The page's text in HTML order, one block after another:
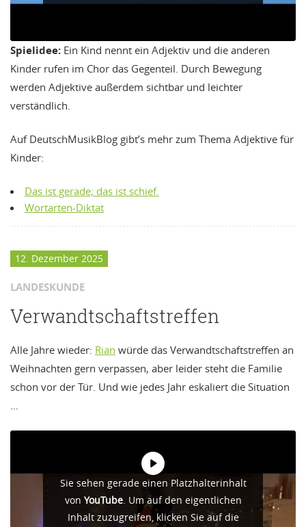
Spielidee: Ein Kind nennt ein Adjektiv und die anderen
Kinder rufen im Chor das Gegenteil. Durch Bewegung
werden Adjektive außerdem sichtbar und leichter
verständlich.
Auf DeutschMusikBlog gibt’s mehr zum Thema Adjektive für
Kinder:
Das ist gerade; das ist schief.
Wortarten-Diktat
12. Dezember 2025
LANDESKUNDE
Verwandtschaftstreffen
Alle Jahre wieder: Rian würde das Verwandtschaftstreffen an
Weihnachten gern verpassen, aber leider steht die Familie
schon vor der Tür. Und wie jedes Jahr eskaliert die Situation
…
Sie sehen gerade einen Platzhalterinhalt
von YouTube. Um auf den eigentlichen
Inhalt zuzugreifen, klicken Sie auf die